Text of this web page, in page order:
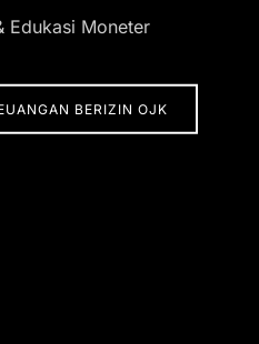
Edukasi Moneter
BERIZIN OJK